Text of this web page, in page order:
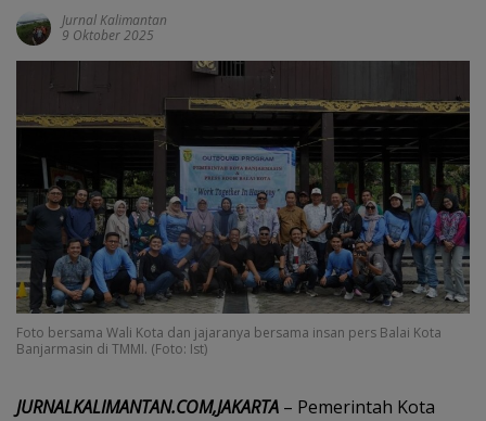
Jurnal Kalimantan
9 Oktober 2025
Foto bersama Wali Kota dan jajaranya bersama insan pers Balai Kota
Banjarmasin di TMMI. (Foto: Ist)
JURNALKALIMANTAN.COM,JAKARTA – Pemerintah Kota